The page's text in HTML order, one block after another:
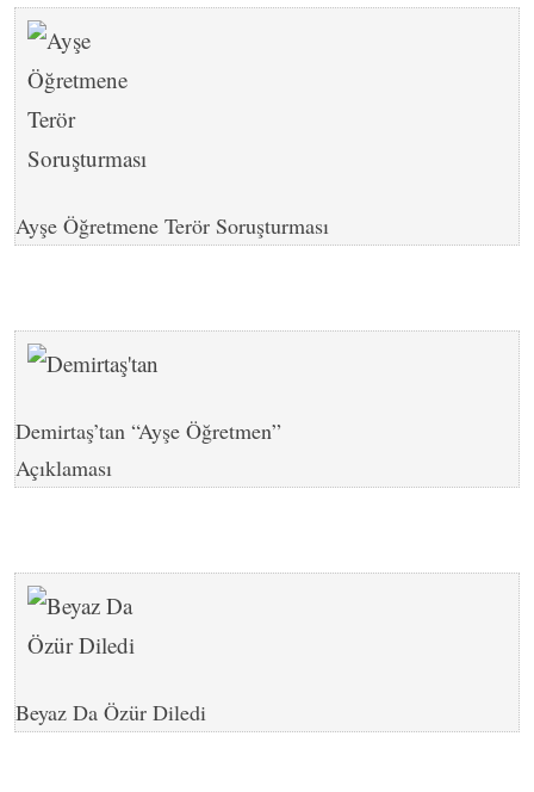
Ayşe Öğretmene Terör Soruşturması
Demirtaş’tan “Ayşe Öğretmen”
Açıklaması
Beyaz Da Özür Diledi